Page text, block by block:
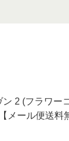
ン 2 (フラワー
メール便送料